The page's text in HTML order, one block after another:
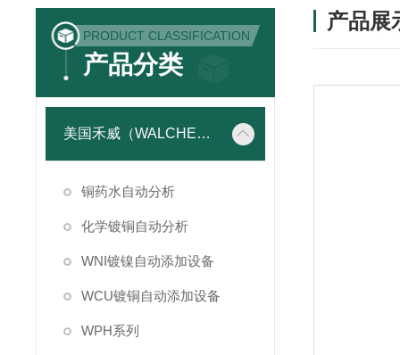
PRODUCT CLASSIFICATION
产品分类
美国禾威（WALCHEM）自动添加控制器
铜药水自动分析
化学镀铜自动分析
WNI镀镍自动添加设备
WCU镀铜自动添加设备
WPH系列
产品展